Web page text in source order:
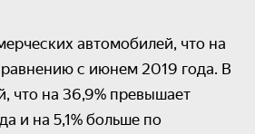
автомобилей, что на
с июнем 2019 года. В
что на 36,9% превышает
и на 5,1% больше по